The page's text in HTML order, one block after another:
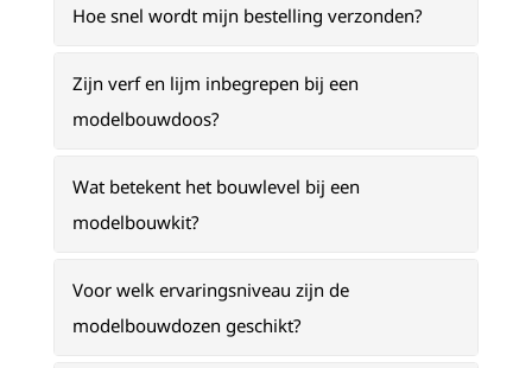
Hoe snel wordt mijn bestelling verzonden?
Zijn verf en lijm inbegrepen bij een
modelbouwdoos?
Wat betekent het bouwlevel bij een
modelbouwkit?
Voor welk ervaringsniveau zijn de
modelbouwdozen geschikt?